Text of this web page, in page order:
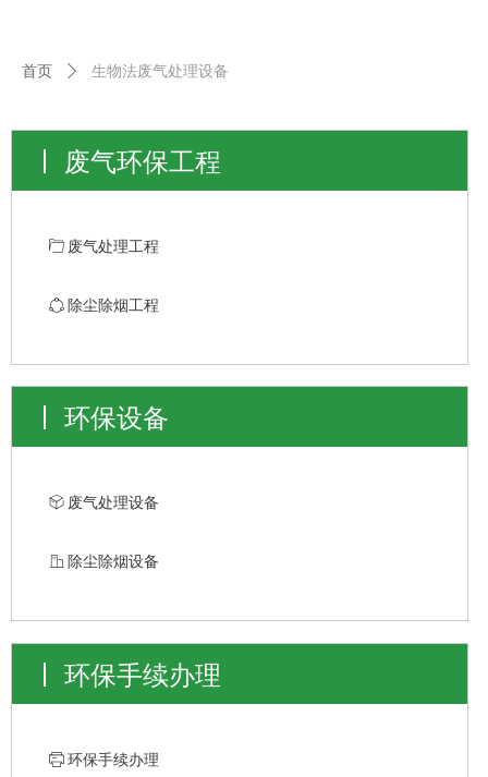
首页 ꄲ 生物法废气处理设备
ꄁ 废气处理工程
ꁢ 除尘除烟工程
废气环保工程
环保设备
ꁦ 废气处理设备
ꀶ 除尘除烟设备
环保手续办理
ꁧ 环保手续办理